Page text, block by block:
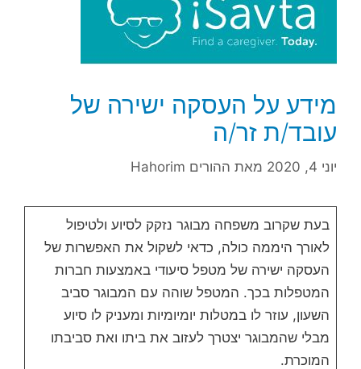
מידע על העסקה ישירה של
עובד/ת זר/ה
יוני 4, 2020 מאת ההורים Hahorim
בעת שקרוב משפחה מבוגר נזקק לסיוע ולטיפול
לאורך היממה כולה, כדאי לשקול את האפשרות של
העסקה ישירה של מטפל סיעודי באמצעות חברות
המטפלות בכך. המטפל שוהה עם המבוגר סביב
השעון, עוזר לו במטלות יומיומיות ומעניק לו סיוע
מבלי שהמבוגר יצטרך לעזוב את ביתו ואת סביבתו
המוכרת.